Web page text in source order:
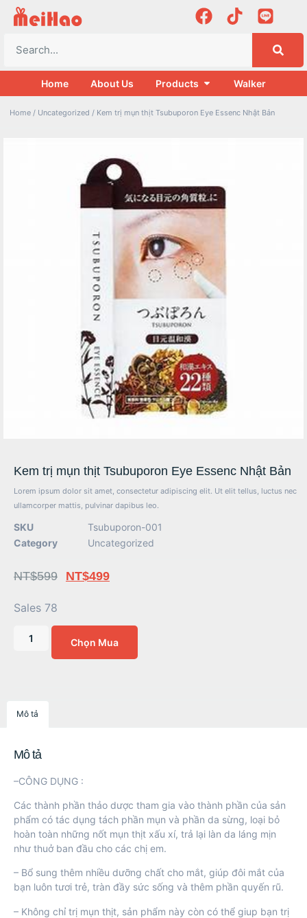
Home About Us Products Walker
Home / Uncategorized / Kem trị mụn thịt Tsubuporon Eye Essenc Nhật Bản
Kem trị mụn thịt Tsubuporon Eye Essenc Nhật Bản
Lorem ipsum dolor sit amet, consectetur adipiscing elit. Ut elit tellus, luctus nec
ullamcorper mattis, pulvinar dapibus leo.
SKU
Tsubuporon-001
Category
Uncategorized
NT$599 NT$499
Sales 78
Chọn Mua
Mô tả
Mô tả
–CÔNG DỤNG :
Các thành phần thảo dược tham gia vào thành phần của sản
phẩm có tác dụng tách phần mụn và phần da sừng, loại bỏ
hoàn toàn những nốt mụn thịt xấu xí, trả lại làn da láng mịn
như thuở ban đầu cho các chị em.
– Bổ sung thêm nhiều dưỡng chất cho mắt, giúp đôi mắt của
bạn luôn tươi trẻ, tràn đầy sức sống và thêm phần quyến rũ.
– Không chỉ trị mụn thịt, sản phẩm này còn có thể giup bạn trị